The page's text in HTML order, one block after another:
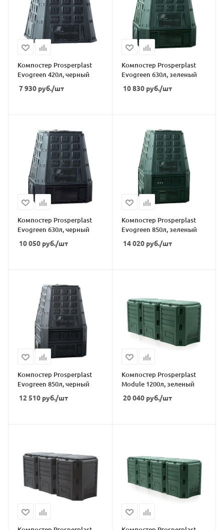
Компостер Prosperplast
Evogreen 420л, черный
7 930 руб./шт
Компостер Prosperplast
Evogreen 630л, зеленый
10 830руб./шт
Компостер Prosperplast
Evogreen 630л, черный
10 050 руб./шт
Компостер Prosperplast
Evogreen 850л, зеленый
14 020руб./шт
Компостер Prosperplast
Evogreen 850л, черный
12 510 руб./шт
Компостер Prosperplast
Module 1200л, зеленый
20 040руб./шт